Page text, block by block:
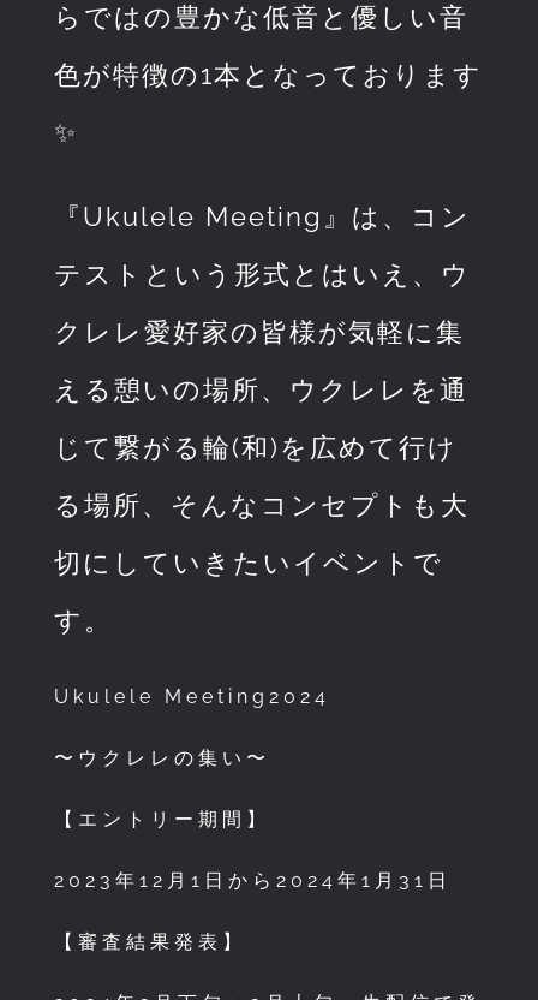
らではの豊かな低音と優しい音
色が特徴の1本となっております
✨
『Ukulele Meeting』は、コン
テストという形式とはいえ、ウ
クレレ愛好家の皆様が気軽に集
える憩いの場所、ウクレレを通
じて繋がる輪(和)を広めて行け
る場所、そんなコンセプトも大
切にしていきたいイベントで
す。
Ukulele Meeting2024
〜ウクレレの集い〜
【エントリー期間】
2023年12月1日から2024年1月31日
【審査結果発表】